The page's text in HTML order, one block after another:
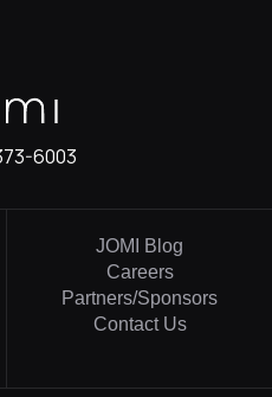
6003
JOMI Blog
Careers
Partners/Sponsors
Contact Us